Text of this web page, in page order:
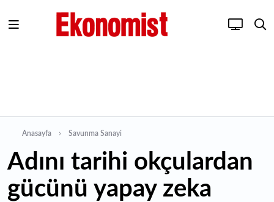
Anasayfa Savunma Sanayi
Adını tarihi okçulardan
gücünü yapay zeka